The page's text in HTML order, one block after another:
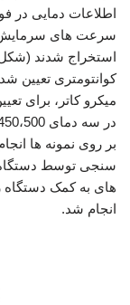
سرعت های سرمایش
کوانتومتری
میکرو کاتر، برای
بر روی نمونه ها
سنجی توسط
انجام شد.